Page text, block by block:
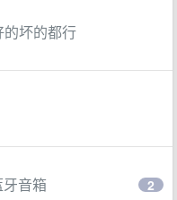
坏的都行
音箱 2